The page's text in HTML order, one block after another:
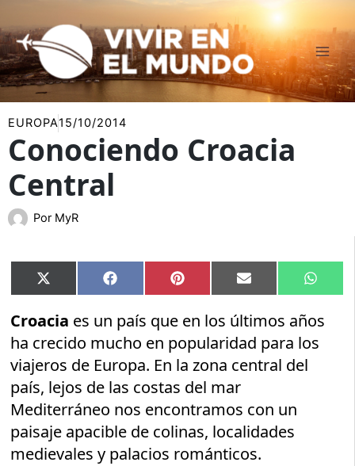
al
contenido
EUROPA15/10/2014
Conociendo Croacia
Central
Por MyR
Compartir
en
X
(Twitter)
Compartir
en
Facebook Compartir
en
Pinterest Compartir
en
Email
en
Croacia es un país que en los últimos años
ha crecido mucho en popularidad para los
viajeros de Europa. En la zona central del
país, lejos de las costas del mar
Mediterráneo nos encontramos con un
paisaje apacible de colinas, localidades
medievales y palacios románticos.